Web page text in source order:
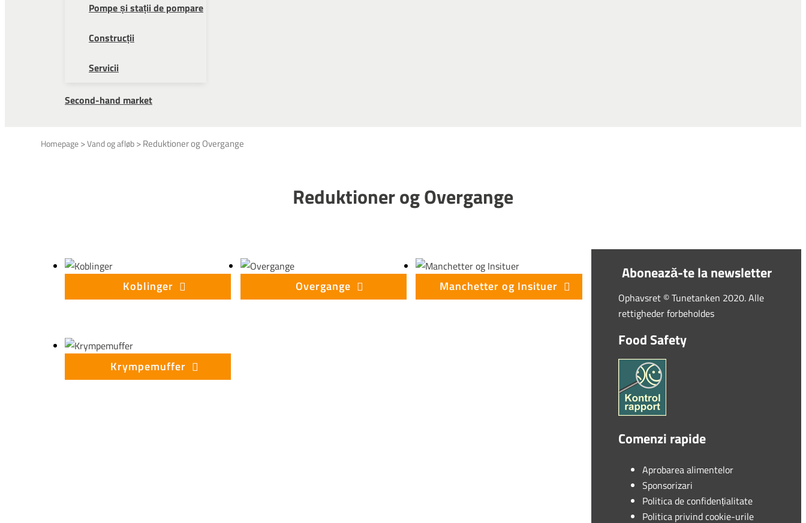
Pompe și stații de pompare
Construcții
Servicii
Second-hand market
Homepage >Vand og afløb >Reduktioner og Overgange
Reduktioner og Overgange
Koblinger Overgange Manchetter og Insituer
Krympemuffer
Abonează-te la newsletter
Ophavsret © Tunetanken 2020. Alle
rettigheder forbeholdes
Food Safety
Comenzi rapide
Aprobarea alimentelor
Sponsorizari
Politica de confidențialitate
Politica privind cookie-urile